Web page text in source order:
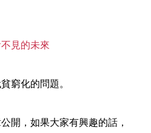
見的未來
窮化的問題。
開，如果大家有興趣的話，